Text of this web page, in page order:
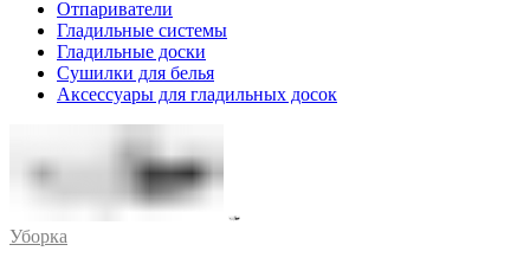
Отпариватели
Гладильные системы
Гладильные доски
Сушилки для белья
Аксессуары для гладильных досок
Уборка